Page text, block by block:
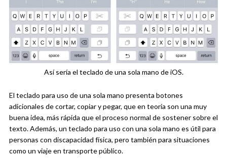
Así sería el teclado de una sola mano de iOS.
El teclado para uso de una sola mano presenta botones
adicionales de cortar, copiar y pegar, que en teoría son una muy
buena idea, más rápida que el proceso normal de sostener sobre el
texto. Además, un teclado para uso con una sola mano es útil para
personas con discapacidad física, pero también para situaciones
como un viaje en transporte público.